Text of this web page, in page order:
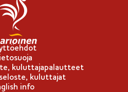
kuluttajapalautteet
kuluttajat
info